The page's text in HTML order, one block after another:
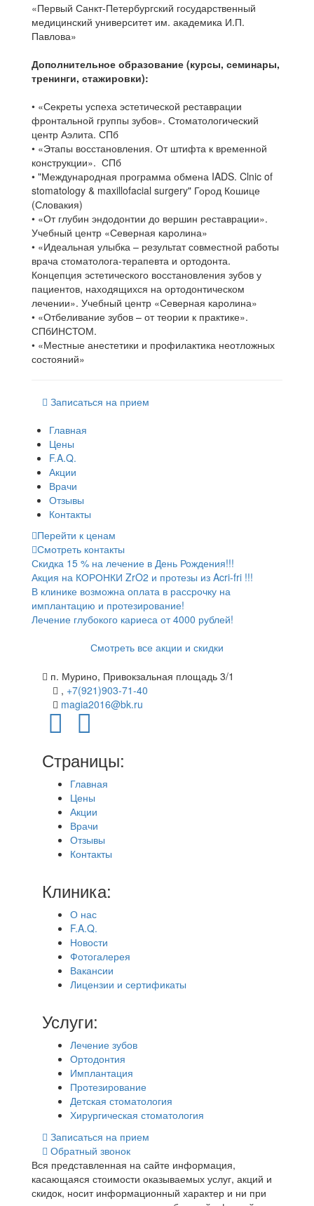
«Первый Санкт-Петербургский государственный
медицинский университет им. академика И.П.
Павлова»
Дополнительное образование (курсы, семинары,
тренинги, стажировки):
• «Секреты успеха эстетической реставрации
фронтальной группы зубов». Стоматологический
центр Аэлита. СПб
• «Этапы восстановления. От штифта к временной
конструкции». СПб
• "Международная программа обмена IADS. Clnic of
stomatology & maxillofacial surgery" Город Кошице
(Словакия)
• «От глубин эндодонтии до вершин реставрации».
Учебный центр «Северная каролина»
• «Идеальная улыбка – результат совместной работы
врача стоматолога-терапевта и ортодонта.
Концепция эстетического восстановления зубов у
пациентов, находящихся на ортодонтическом
лечении». Учебный центр «Северная каролина»
• «Отбеливание зубов – от теории к практике».
СПбИНСТОМ.
• «Местные анестетики и профилактика неотложных
состояний»
Записаться на прием
Главная
Цены
F.A.Q.
Акции
Врачи
Отзывы
Контакты
Перейти к ценам
Смотреть контакты
Скидка 15 % на лечение в День Рождения!!!
Акция на КОРОНКИ ZrO2 и протезы из Acri-fri !!!
В клинике возможна оплата в рассрочку на
имплантацию и протезирование!
Лечение глубокого кариеса от 4000 рублей!
Смотреть все акции и скидки
п. Мурино, Привокзальная площадь 3/1
, +7(921)903-71-40
magia2016@bk.ru
Страницы:
Главная
Цены
Акции
Врачи
Отзывы
Контакты
Клиника:
О нас
F.A.Q.
Новости
Фотогалерея
Вакансии
Лицензии и сертификаты
Услуги:
Лечение зубов
Ортодонтия
Имплантация
Протезирование
Детская стоматология
Хирургическая стоматология
Записаться на прием
Обратный звонок
Вся представленная на сайте информация,
касающаяся стоимости оказываемых услуг, акций и
скидок, носит информационный характер и ни при